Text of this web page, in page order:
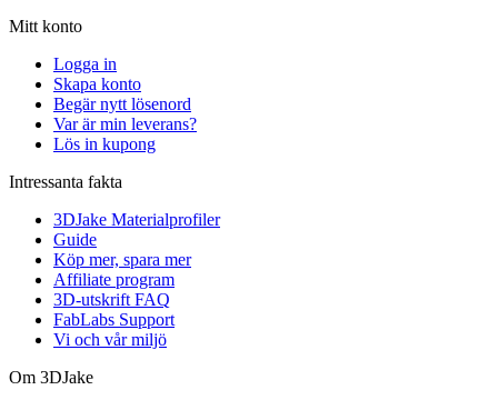
Mitt konto
Logga in
Skapa konto
Begär nytt lösenord
Var är min leverans?
Lös in kupong
Intressanta fakta
3DJake Materialprofiler
Guide
Köp mer, spara mer
Affiliate program
3D-utskrift FAQ
FabLabs Support
Vi och vår miljö
Om 3DJake